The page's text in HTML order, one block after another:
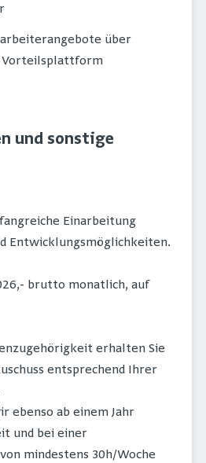
über
Vorteilsplattform
und sonstige
Einarbeitung
Entwicklungsmöglichkeiten.
brutto monatlich, auf
erhalten Sie
entsprechend Ihrer
ebenso ab einem Jahr
und bei einer
mindestens 30h/Woche